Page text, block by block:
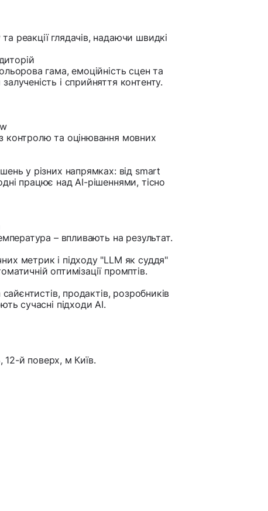
реакції глядачів, надаючи швидкі
гама, емоційність сцен та
і сприйняття контенту.
контролю та оцінювання мовних
у різних напрямках: від smart
працює над AI-рішеннями, тісно
– впливають на результат.
метрик і підходу "LLM як суддя"
оптимізації промптів.
продактів, розробників
сучасні підходи AI.
12-й поверх, м Київ.